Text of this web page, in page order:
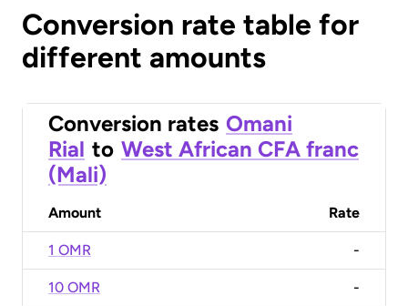
Conversion rate table for
different amounts
Conversion rates Omani
Rial to West African CFA franc
(Mali)
Amount Rate
1 OMR -
10 OMR -